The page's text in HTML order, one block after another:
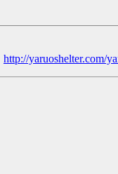
http://yaruoshelter.com/